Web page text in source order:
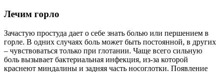
Лечим горло
Зачастую простуда дает о себе знать болью или першением в
горле. В одних случаях боль может быть постоянной, в других
– чувствоваться только при глотании. Чаще всего сильную
боль вызывает бактериальная инфекция, из-за которой
краснеют миндалины и задняя часть носоглотки. Появление